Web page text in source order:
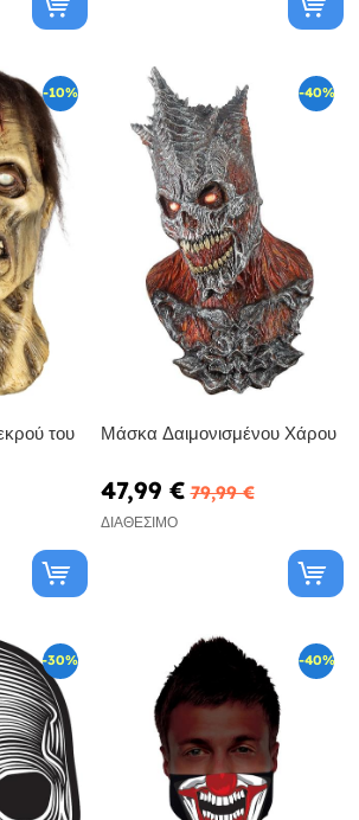
-10%
του
-40%
Μάσκα Δαιμονισμένου Χάρου
47,99 € 79,99 €
ΔΙΑΘΈΣΙΜΟ
-30% -40%